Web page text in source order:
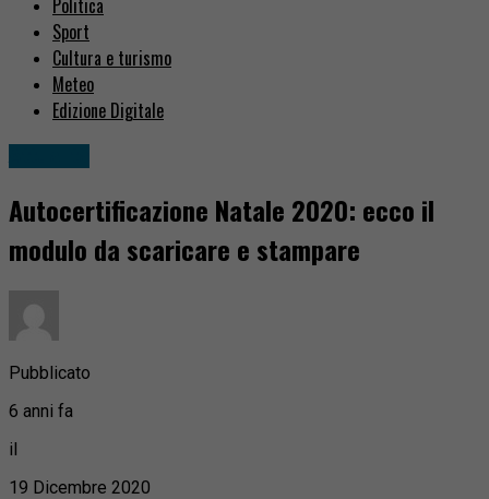
Politica
Sport
Cultura e turismo
Meteo
Edizione Digitale
Autocertificazione Natale 2020: ecco il
modulo da scaricare e stampare
Pubblicato
6 anni fa
il
19 Dicembre 2020